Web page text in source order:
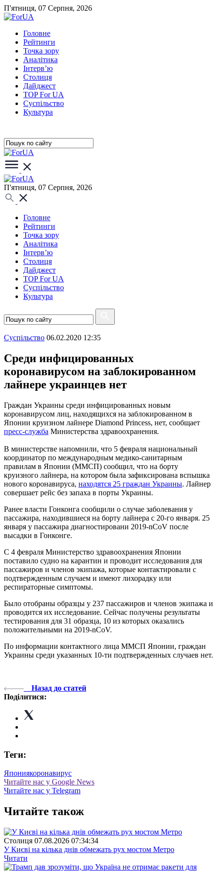
П'ятниця, 07 Серпня, 2026
Головне
Рейтинги
Точка зору
Аналітика
Інтерв’ю
Столиця
Дайджест
TOP For UA
Суспiльство
Культура
П'ятниця, 07 Серпня, 2026
Головне
Рейтинги
Точка зору
Аналітика
Інтерв’ю
Столиця
Дайджест
TOP For UA
Суспiльство
Культура
Суспiльство 06.02.2020 12:35
Среди инфицированных
коронавирусом на заблокированном
лайнере украинцев нет
Граждан Украины среди инфицированных новым
коронавирусом лиц, находящихся на заблокированном в
Японии круизном лайнере Diamond Princess, нет, сообщает
пресс-служба Министерства здравоохранения.
В министерстве напомнили, что 5 февраля национальный
координатор по международным медико-санитарным
правилам в Японии (ММСП) сообщил, что на борту
круизного лайнера, на котором была зафиксирована вспышка
нового коронавируса, находятся 25 граждан Украины. Лайнер
совершает рейс без запаха в порты Украины.
Ранее власти Гонконга сообщили о случае заболевания у
пассажира, находившиеся на борту лайнера с 20-го января. 25
января у пассажира диагностировани 2019-nCoV после
высадки в Гонконге.
С 4 февраля Министерство здравоохранения Японии
поставило судно на карантин и проводит исследования для
пассажиров и членов экипажа, которые контактировали с
подтвержденным случаем и имеют лихорадку или
респираторные симптомы.
Было отобраны образцы у 237 пассажиров и членов экипажа и
проводится их исследование. Сейчас получены результаты
тестирования для 31 образца, 10 из которых оказались
положительными на 2019-nCoV.
По информации контактного лица ММСП Японии, граждан
Украины среди указанных 10-ти подтвержденных случаев нет.
Назад до статей
Поділитися:
Теги:
Япониякоронавирус
Читайте нас у Google News
Читайте нас у Telegram
Читайте також
Столиця 07.08.2026 07:34:34
У Києві на кілька днів обмежать рух мостом Метро
Читати